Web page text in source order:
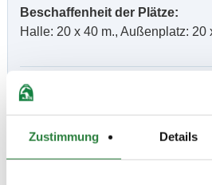
Zustimmung Details
Beschaffenheit der Plätze:
Halle: 20 x 40 m., Außenplatz: 20
Vorläufige Zeitenteilung:
Sa. vorm.: 1,2,3; nachm.: 4,5,6
So. vorm.: 7,9,10; nachm.: 8